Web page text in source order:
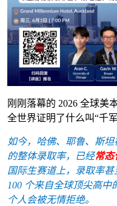
刚刚落幕的 2026 全球美
全世界证明了什么叫“千
如今，哈佛、耶鲁、斯
的整体录取率，已经常态
国际生赛道上，录取率
100 个来自全球顶尖高中
个人会被无情拒绝。